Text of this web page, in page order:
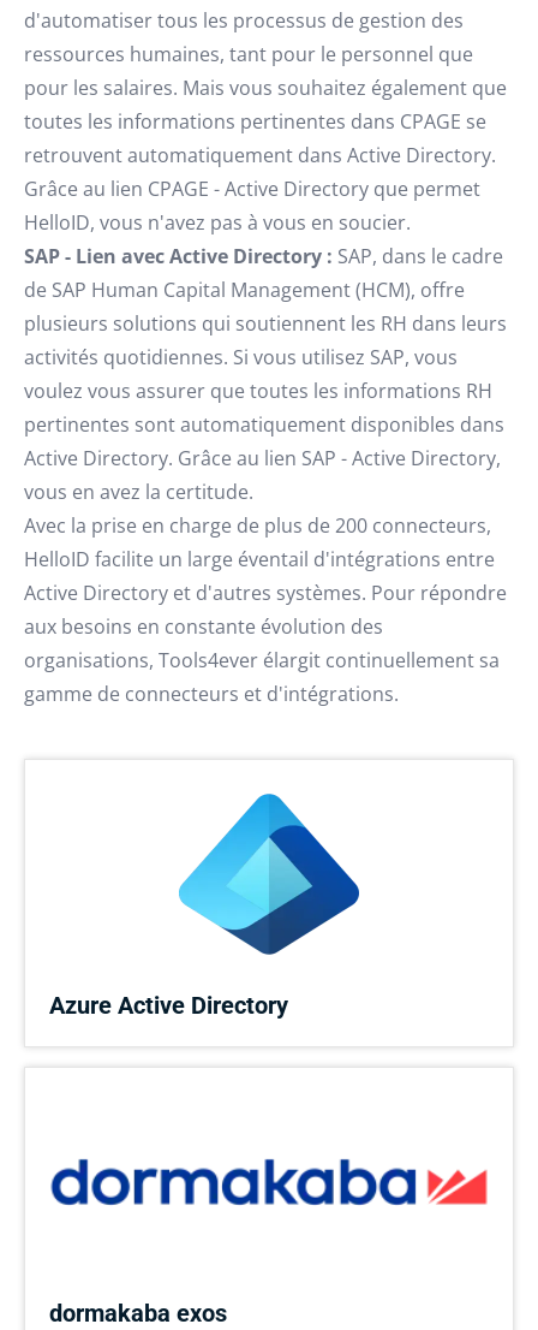
d'automatiser tous les processus de gestion des
ressources humaines, tant pour le personnel que
pour les salaires. Mais vous souhaitez également que
toutes les informations pertinentes dans CPAGE se
retrouvent automatiquement dans Active Directory.
Grâce au lien CPAGE - Active Directory que permet
HelloID, vous n'avez pas à vous en soucier.
SAP - Lien avec Active Directory : SAP, dans le cadre
de SAP Human Capital Management (HCM), offre
plusieurs solutions qui soutiennent les RH dans leurs
activités quotidiennes. Si vous utilisez SAP, vous
voulez vous assurer que toutes les informations RH
pertinentes sont automatiquement disponibles dans
Active Directory. Grâce au lien SAP - Active Directory,
vous en avez la certitude.
Avec la prise en charge de plus de 200 connecteurs,
HelloID facilite un large éventail d'intégrations entre
Active Directory et d'autres systèmes. Pour répondre
aux besoins en constante évolution des
organisations, Tools4ever élargit continuellement sa
gamme de connecteurs et d'intégrations.
Azure Active Directory
dormakaba exos